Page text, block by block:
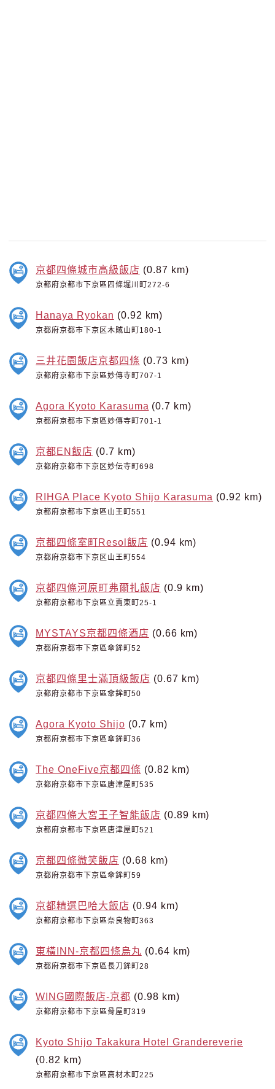
京都四條城市高級飯店 (0.87 km)
京都府京都市下京區四條堀川町272-6
Hanaya Ryokan (0.92 km)
京都府京都市下京区木賊山町180-1
三井花園飯店京都四條 (0.73 km)
京都府京都市下京區妙傳寺町707-1
Agora Kyoto Karasuma (0.7 km)
京都府京都市下京區妙傳寺町701-1
京都EN飯店 (0.7 km)
京都府京都市下京区妙伝寺町698
RIHGA Place Kyoto Shijo Karasuma (0.92 km)
京都府京都市下京區山王町551
京都四條室町Resol飯店 (0.94 km)
京都府京都市下京区山王町554
京都四條河原町弗爾扎飯店 (0.9 km)
京都府京都市下京區立賣東町25-1
MYSTAYS京都四條酒店 (0.66 km)
京都府京都市下京區傘鉾町52
京都四條里士滿頂級飯店 (0.67 km)
京都府京都市下京區傘鉾町50
Agora Kyoto Shijo (0.7 km)
京都府京都市下京區傘鉾町36
The OneFive京都四條 (0.82 km)
京都府京都市下京區唐津屋町535
京都四條大宮王子智能飯店 (0.89 km)
京都府京都市下京區唐津屋町521
京都四條微笑飯店 (0.68 km)
京都府京都市下京區傘鉾町59
京都精選巴哈大飯店 (0.94 km)
京都府京都市下京區奈良物町363
東橫INN-京都四條烏丸 (0.64 km)
京都府京都市下京區長刀鉾町28
WING國際飯店-京都 (0.98 km)
京都府京都市下京區骨屋町319
Kyoto Shijo Takakura Hotel Grandereverie
(0.82 km)
京都府京都市下京區高材木町225